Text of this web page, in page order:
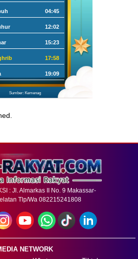
04:45
12:02
15:23
17:58
19:09
Sumber: Kemenag
: Jl. Almarkas II No. 9 Makassar-
Tlp/Wa 082215241808
NETWORK